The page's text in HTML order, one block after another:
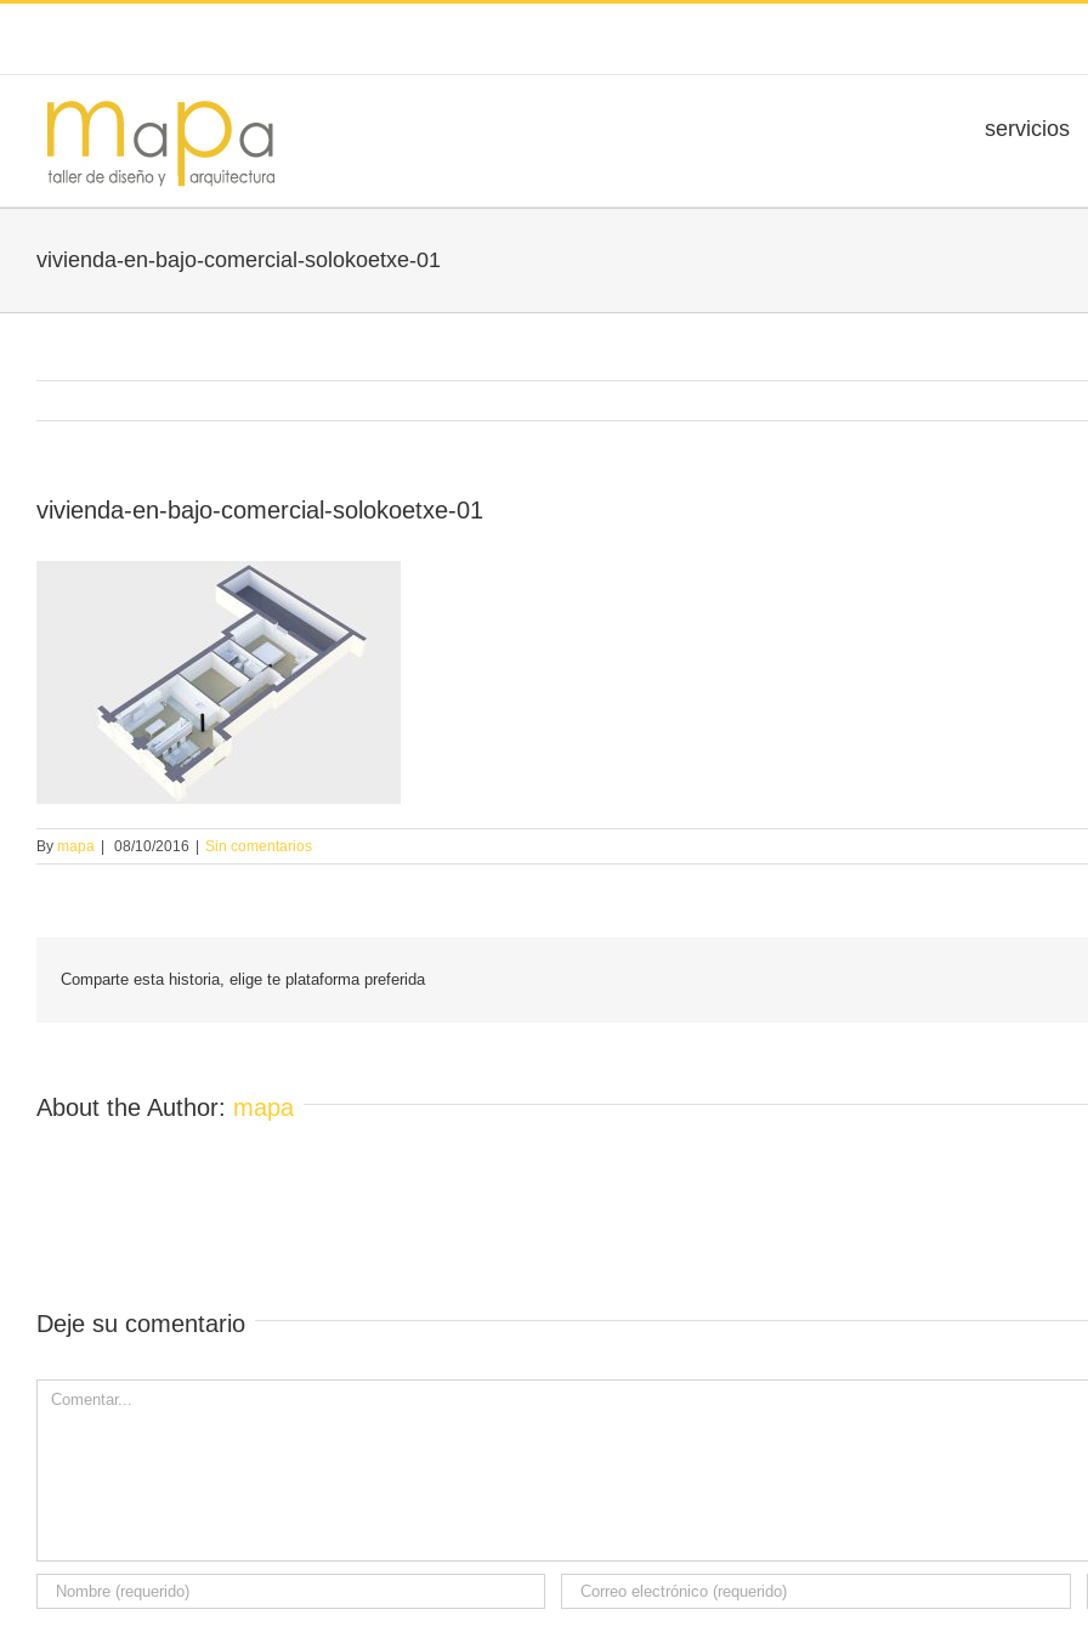
servicios
vivienda-en-bajo-comercial-solokoetxe-01
vivienda-en-bajo-comercial-solokoetxe-01
By mapa 08/10/2016 Sin comentarios
Comparte esta historia, elige te plataforma preferida
About the Author: mapa
Deje su comentario
Comment